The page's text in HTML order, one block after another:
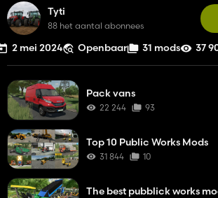
Tyti
88 het aantal abonnees
2 mei 2024 Openbaar 31 mods 37
Pack vans
22 244 93
Top 10 Public Works Mods
31 844 10
The best pubblick works